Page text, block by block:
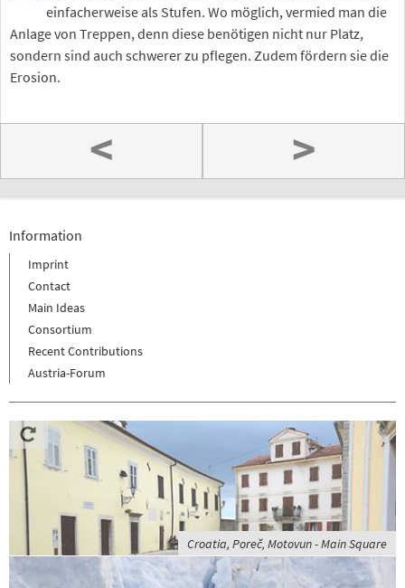
einfacherweise als Stufen. Wo möglich, vermied man die
Anlage von Treppen, denn diese benötigen nicht nur Platz,
sondern sind auch schwerer zu pflegen. Zudem fördern sie die
Erosion.
< >
Information
Imprint
Contact
Main Ideas
Consortium
Recent Contributions
Austria-Forum
Croatia, Poreč, Motovun - Main Square